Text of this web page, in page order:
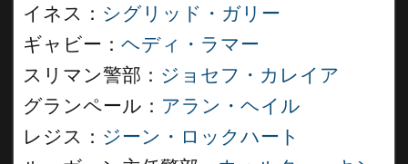
イネス： シグリッド・ガリー
ギャビー： ヘディ・ラマー
スリマン警部： ジョセフ・カレイア
グランペール： アラン・ヘイル
レジス： ジーン・ロックハート